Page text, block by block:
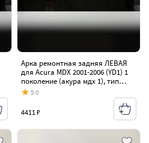
Арка ремонтная задняя ЛЕВАЯ
для Acura MDX 2001-2006 (YD1) 1
поколение (акура мдх 1), тип
кузова - кроссовера ,
холоднокатаная сталь 1 мм
5.0
4411 ₽